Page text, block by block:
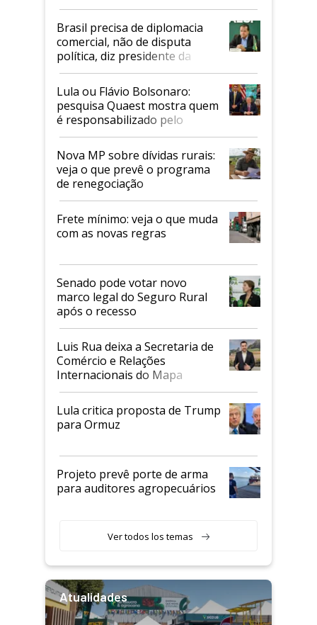
Mapa
Brasil precisa de diplomacia
comercial, não de disputa
política, diz presidente da
Faesp
Lula ou Flávio Bolsonaro:
pesquisa Quaest mostra quem
é responsabilizado pelo
tarifaço dos EUA
Nova MP sobre dívidas rurais:
veja o que prevê o programa
de renegociação
Frete mínimo: veja o que muda
com as novas regras
Senado pode votar novo
marco legal do Seguro Rural
após o recesso
Luis Rua deixa a Secretaria de
Comércio e Relações
Internacionais do Mapa
Lula critica proposta de Trump
para Ormuz
Projeto prevê porte de arma
para auditores agropecuários
Ver todos los temas
Atualidades